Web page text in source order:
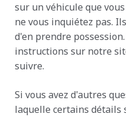
sur un véhicule que
ne vous inquiétez pas.
d'en prendre
instructions sur notre
suivre.
Si vous avez d'autres
laquelle certains détails